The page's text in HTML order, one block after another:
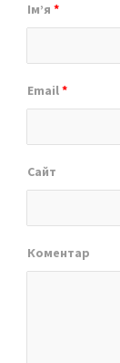
Ім’я *
Email*
Сайт
Коментар